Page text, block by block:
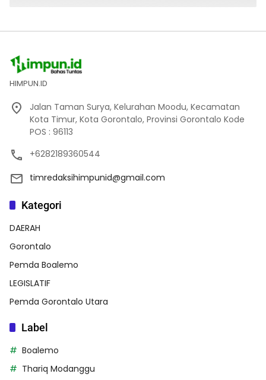
HIMPUN.ID
Jalan Taman Surya, Kelurahan Moodu, Kecamatan
Kota Timur, Kota Gorontalo, Provinsi Gorontalo Kode
POS : 96113
+6282189360544
timredaksihimpunid@gmail.com
Kategori
DAERAH
Gorontalo
Pemda Boalemo
LEGISLATIF
Pemda Gorontalo Utara
Label
Boalemo
Thariq Modanggu